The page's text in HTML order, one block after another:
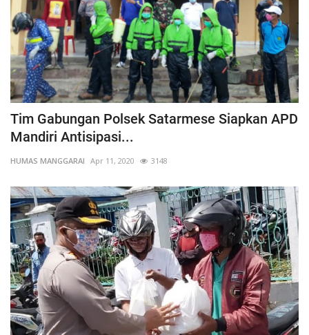
Tim Gabungan Polsek Satarmese Siapkan APD
Mandiri Antisipasi...
HUMAS MANGGARAI Apr 11, 2020 3148